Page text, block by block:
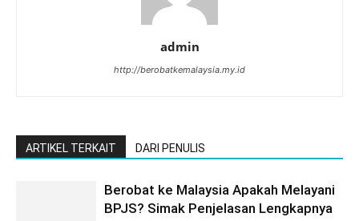
admin
http://berobatkemalaysia.my.id
ARTIKEL TERKAIT DARI PENULIS
Berobat ke Malaysia Apakah Melayani
BPJS? Simak Penjelasan Lengkapnya